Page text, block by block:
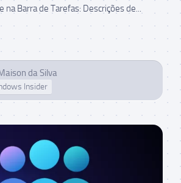
na Barra de Tarefas: Descrições de...
da Silva
Insider